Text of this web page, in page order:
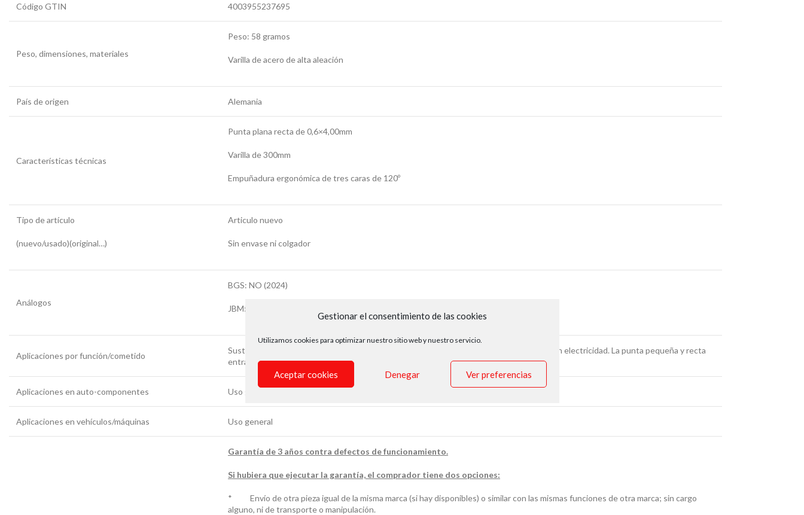
Gestionar el consentimiento de las cookies
Utilizamos cookies para optimizar nuestro sitio web y nuestro servicio.
Aceptar cookies Denegar Ver preferencias
Código GTIN 4003955237695
Peso, dimensiones, materiales
Peso: 58 gramos
Varilla de acero de alta aleación
País de origen Alemania
Características técnicas
Punta plana recta de 0,6×4,00mm
Varilla de 300mm
Empuñadura ergonómica de tres caras de 120º
Tipo de artículo
(nuevo/usado)(original…)
Articulo nuevo
Sin envase ni colgador
Análogos
BGS: NO (2024)
JBM: NO (2024)
Aplicaciones por función/cometido
Sustitución de tornillos de cabeza de ranura, preferentemente pequeños. Uso principal en electricidad. La punta pequeña y recta
entra en cualquier orificio de regleta de conexión de cables.
Aplicaciones en auto-componentes Uso general
Aplicaciones en vehículos/máquinas Uso general
Garantía de 3 años contra defectos de funcionamiento.
Si hubiera que ejecutar la garantía, el comprador tiene dos opciones:
* Envío de otra pieza igual de la misma marca (si hay disponibles) o similar con las mismas funciones de otra marca; sin cargo
alguno, ni de transporte o manipulación.